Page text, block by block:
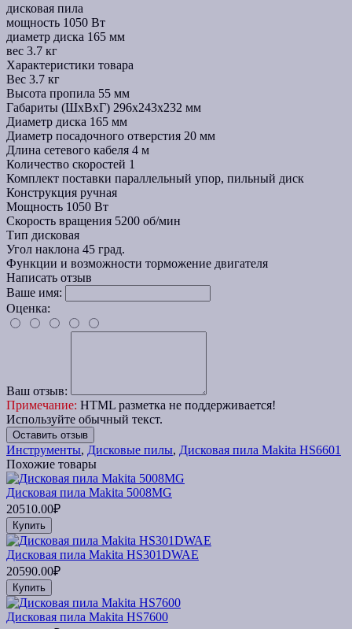
дисковая пила
мощность 1050 Вт
диаметр диска 165 мм
вес 3.7 кг
Характеристики товара
Вес 3.7 кг
Высота пропила 55 мм
Габариты (ШхВхГ) 296x243x232 мм
Диаметр диска 165 мм
Диаметр посадочного отверстия 20 мм
Длина сетевого кабеля 4 м
Количество скоростей 1
Комплект поставки параллельный упор, пильный диск
Конструкция ручная
Мощность 1050 Вт
Скорость вращения 5200 об/мин
Тип дисковая
Угол наклона 45 град.
Функции и возможности торможение двигателя
Написать отзыв
Ваше имя:
Оценка:
Ваш отзыв:
Примечание: HTML разметка не поддерживается!
Используйте обычный текст.
Оставить отзыв
Инструменты, Дисковые пилы, Дисковая пила Makita HS6601
Похожие товары
Дисковая пила Makita 5008MG
20510.00₽
Купить
Дисковая пила Makita HS301DWAE
20590.00₽
Купить
Дисковая пила Makita HS7600